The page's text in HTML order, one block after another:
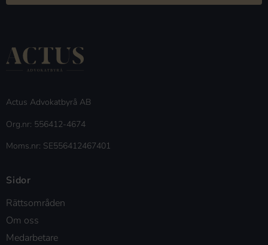
Actus Advokatbyrå AB
Org.nr: 556412-4674
Moms.nr: SE556412467401
Sidor
Rättsområden
Om oss
Medarbetare